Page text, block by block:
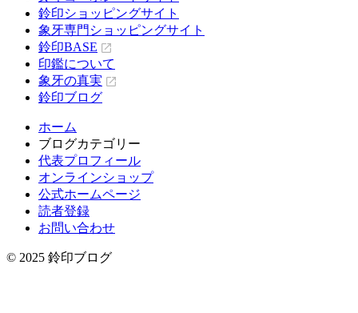
鈴印ショッピングサイト
象牙専門ショッピングサイト
鈴印BASE
印鑑について
象牙の真実
鈴印ブログ
ホーム
ブログカテゴリー
代表プロフィール
オンラインショップ
公式ホームページ
読者登録
お問い合わせ
© 2025 鈴印ブログ